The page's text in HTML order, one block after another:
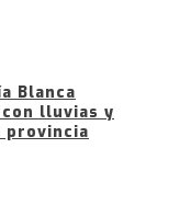
Blanca
lluvias y
provincia